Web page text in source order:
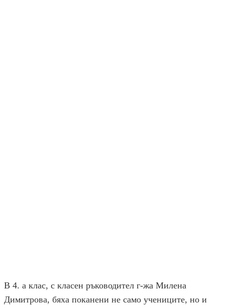
В 4. а клас, с класен ръководител г-жа Милена
Димитрова, бяха поканени не само учениците, но и